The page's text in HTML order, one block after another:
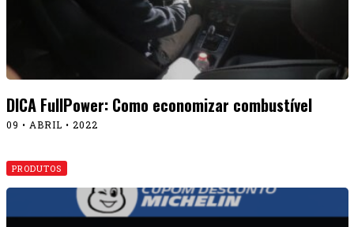
DICA FullPower: Como economizar combustível
09 • ABRIL • 2022
PRODUTOS